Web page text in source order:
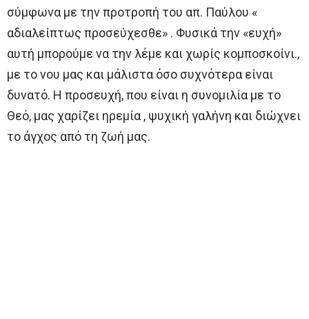
σύμφωνα με την προτροπή του απ. Παύλου «
αδιαλείπτως προσεύχεσθε» . Φυσικά την «ευχή»
αυτή μπορούμε να την λέμε και χωρίς κομποσκοίνι.,
με το νου μας και μάλιστα όσο συχνότερα είναι
δυνατό. Η προσευχή, που είναι η συνομιλία με το
Θεό, μας χαρίζει ηρεμία , ψυχική γαλήνη και διώχνει
το άγχος από τη ζωή μας.